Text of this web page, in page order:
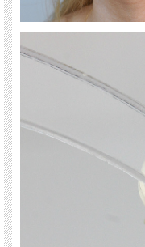
送料について詳しくはこちら(PC
「 Bling Stone 」
キラキラと輝くルースのままの
7ミリサイズのキュービックジ
お手持ちのピアスに使って頂
キュービックジルコニアは耳
ご自身へのご褒美に、そして
*ピアスキャッチ単品での品番